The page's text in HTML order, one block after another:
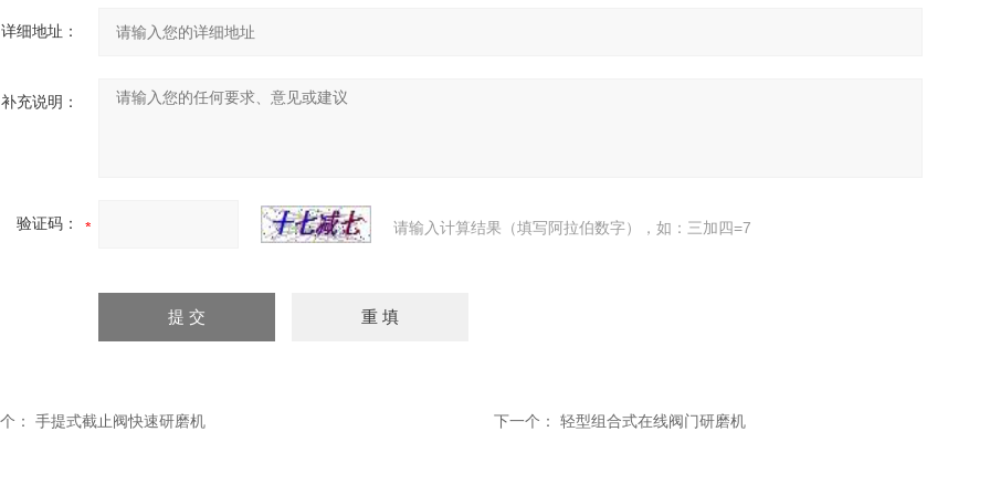
详细地址：
补充说明：
验证码： 请输入计算结果（填写阿拉伯数字），如：三加四=7
： 手提式截止阀快速研磨机 下一个： 轻型组合式在线阀门研磨机